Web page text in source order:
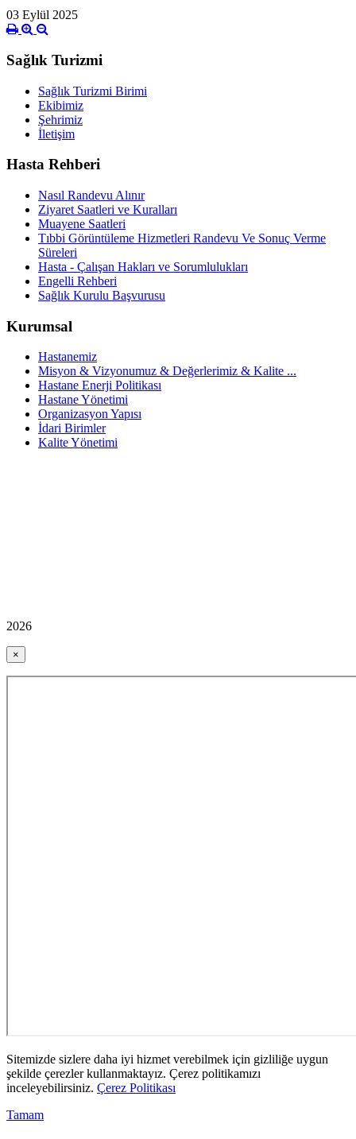
03 Eylül 2025
Sağlık Turizmi
Sağlık Turizmi Birimi
Ekibimiz
Şehrimiz
İletişim
Hasta Rehberi
Nasıl Randevu Alınır
Ziyaret Saatleri ve Kuralları
Muayene Saatleri
Tıbbi Görüntüleme Hizmetleri Randevu Ve Sonuç Verme
Süreleri
Hasta - Çalışan Hakları ve Sorumlulukları
Engelli Rehberi
Sağlık Kurulu Başvurusu
Kurumsal
Hastanemiz
Misyon & Vizyonumuz & Değerlerimiz & Kalite ...
Hastane Enerji Politikası
Hastane Yönetimi
Organizasyon Yapısı
İdari Birimler
Kalite Yönetimi
2026
×
Sitemizde sizlere daha iyi hizmet verebilmek için gizliliğe uygun
şekilde çerezler kullanmaktayız. Çerez politikamızı
inceleyebilirsiniz. Çerez Politikası
Tamam